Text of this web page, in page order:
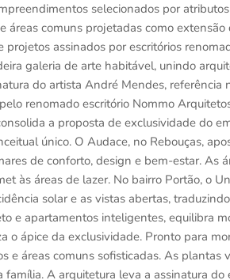
selecionados por
comuns projetadas como extensão
assinados por escritórios
galeria de arte habitável, unindo
do artista André Mendes, referência
renomado escritório Nommo
a proposta de exclusividade do
único. O Audace, no Rebouças,
de conforto, design e bem-estar. As
às áreas de lazer. No bairro Portão, o
solar e as vistas abertas,
e apartamentos inteligentes, equilibra
o ápice da exclusividade. Pronto para
e áreas comuns sofisticadas. As plantas
A arquitetura leva a assinatura do